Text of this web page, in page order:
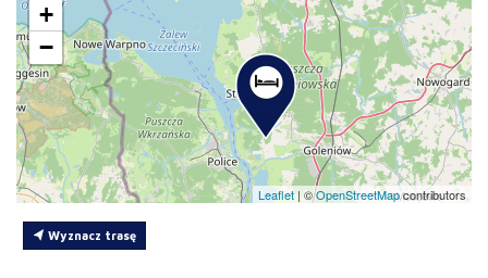
+
−
Leaflet | ©OpenStreetMapcontributors
Wyznacz trasę